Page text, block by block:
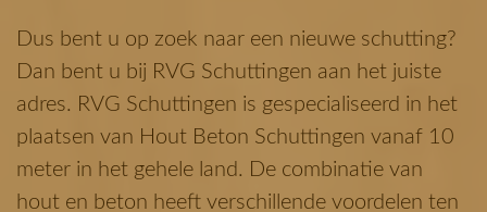
Dus bent u op zoek naar een nieuwe schutting?
Dan bent u bij RVG Schuttingen aan het juiste
adres. RVG Schuttingen is gespecialiseerd in het
plaatsen van Hout Beton Schuttingen vanaf 10
meter in het gehele land. De combinatie van
hout en beton heeft verschillende voordelen ten